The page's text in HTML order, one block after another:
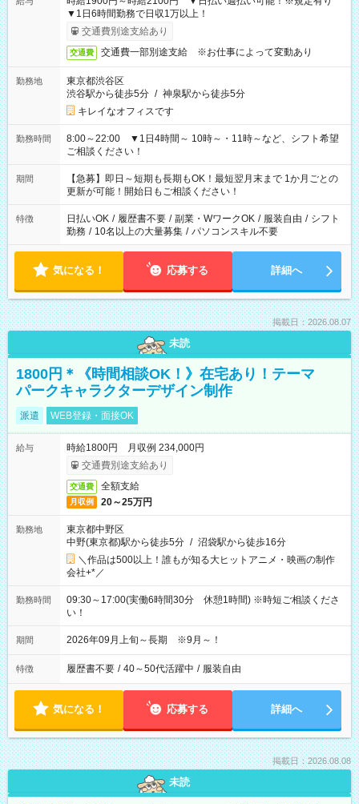
▼1日6時間勤務で日収1万以上！
交通費別途支給あり
交通費 交通費一部別途支給 ※お仕事によって変動あり
勤務地
東京都渋谷区
渋谷駅から徒歩5分 / 神泉駅から徒歩5分
キレイなオフィスです
勤務時間
8:00～22:00 ▼1日4時間～ 10時～・11時～など、シフト希望
ご相談ください！
期間
【急募】即日～短期も長期もOK！最短翌月末まで 1か月ごとの
更新が可能！開始日もご相談ください！
特徴 日払いOK / 履歴書不要 / 副業・WワークOK / 服装自由 / シフト
勤務 / 10名以上の大量募集 / パソコンスキル不要
気になる！ 応募する 詳細へ
掲載日：2026.08.07
未読
1800円＊《時間相談OK！》在宅あり！テーマ
パークキャラクターデザイン制作
派遣 WEB登録・面接OK
給与
時給1800円 月収例 234,000円
交通費別途支給あり
交通費 全額支給
月収例 20～25万円
勤務地
東京都中野区
中野(東京都)駅から徒歩5分 / 沼袋駅から徒歩16分
＼作品は500以上！誰もが知る大ヒットアニメ・映画の制作
会社+*／
勤務時間
09:30～17:00(実働6時間30分 休憩1時間) ※時短ご相談くださ
い！
期間 2026年09月上旬～長期 ※9月～！
特徴 履歴書不要 / 40～50代活躍中 / 服装自由
気になる！ 応募する 詳細へ
掲載日：2026.08.08
未読